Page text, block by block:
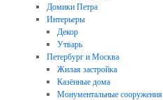
Домики Петра
Интерьеры
Декор
Утварь
Петербург и Москва
Жилая застройка
Казённые дома
Монументальные сооружения